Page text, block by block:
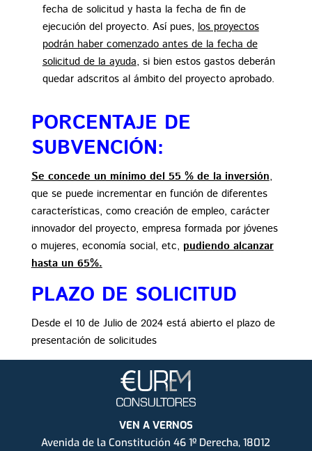
fecha de solicitud y hasta la fecha de fin de
ejecución del proyecto. Así pues, los proyectos
podrán haber comenzado antes de la fecha de
solicitud de la ayuda, si bien estos gastos deberán
quedar adscritos al ámbito del proyecto aprobado.
PORCENTAJE DE
SUBVENCIÓN:
Se concede un mínimo del 55 % de la inversión,
que se puede incrementar en función de diferentes
características, como creación de empleo, carácter
innovador del proyecto, empresa formada por jóvenes
o mujeres, economía social, etc, pudiendo alcanzar
hasta un 65%.
PLAZO DE SOLICITUD
Desde el 10 de Julio de 2024 está abierto el plazo de
presentación de solicitudes
VEN A VERNOS
Avenida de la Constitución 46 1º Derecha, 18012